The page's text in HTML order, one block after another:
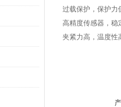
过载保护，保护力
高精度传感器，稳
夹紧力高，温度性